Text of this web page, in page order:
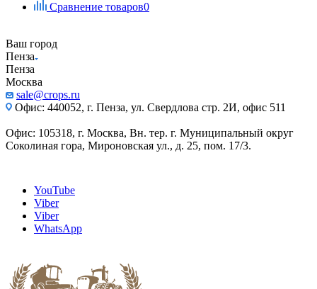
Сравнение товаров0
Ваш город
Пенза
Пенза
Москва
sale@crops.ru
Офис: 440052, г. Пенза, ул. Свердлова стр. 2И, офис 511
Офис: 105318, г. Москва, Вн. тер. г. Муниципальный округ
Соколиная гора, Мироновская ул., д. 25, пом. 17/3.
YouTube
Viber
Viber
WhatsApp